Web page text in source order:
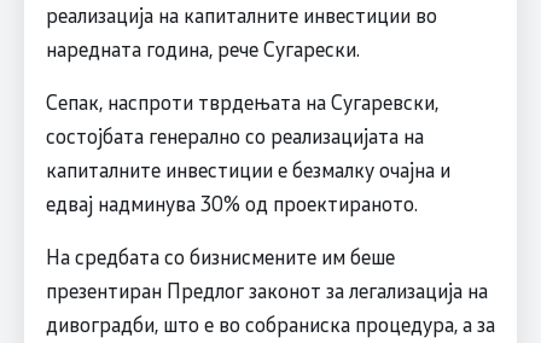
реализација на капиталните инвестиции во
наредната година, рече Сугарески.
Сепак, наспроти тврдењата на Сугаревски,
состојбата генерално со реализацијата на
капиталните инвестиции е безмалку очајна и
едвај надминува 30% од проектираното.
На средбата со бизнисмените им беше
презентиран Предлог законот за легализација на
дивоградби, што е во собраниска процедура, а за